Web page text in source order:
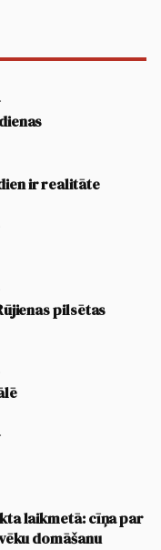
ir realitāte
pilsētas
laikmetā: cīņa par
domāšanu